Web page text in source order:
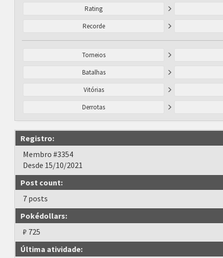
Rating
Recorde
Torneios
Batalhas
Vitórias
Derrotas
Registro:
Membro #3354
Desde 15/10/2021
Post count:
7 posts
Pokédollars:
₽ 725
Última atividade: